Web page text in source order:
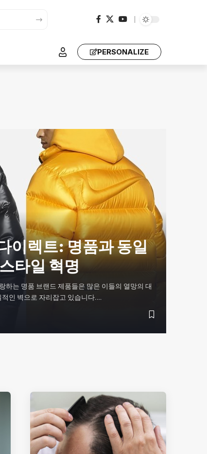
PERSONALIZE
이렉트: 명품과 동일
타일 혁명
하는 명품 브랜드 제품들은 많은 이들의 열망의 대
인 벽으로 자리잡고 있습니다.…